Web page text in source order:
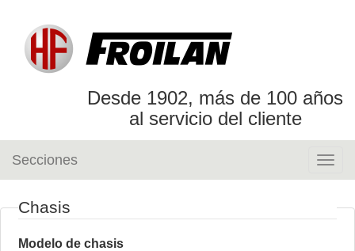
Desde 1902, más de 100 años
al servicio del cliente
Secciones
Chasis
Modelo de chasis